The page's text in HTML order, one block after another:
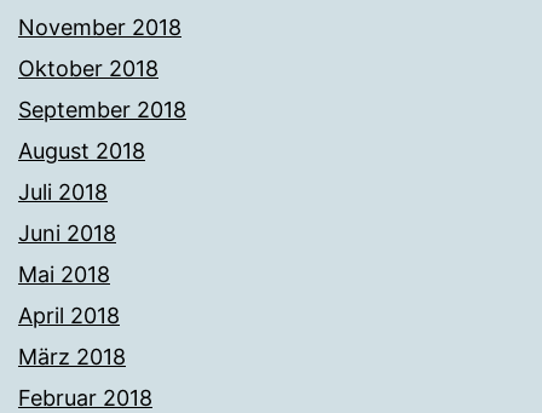
November 2018
Oktober 2018
September 2018
August 2018
Juli 2018
Juni 2018
Mai 2018
April 2018
März 2018
Februar 2018